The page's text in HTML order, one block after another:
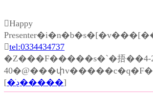
Happy
tel:0334434737
�Z���F�����s�`�捂��4-
[
�ڍׂ�����]